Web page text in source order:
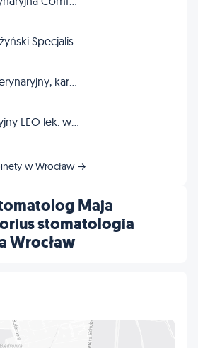
Maja
stomatologia
Wrocław
Dr.n.wet. Janusz Bieżyński Specjalista chirurg - złamania dysplazja
Aristo. Gabinet weterynaryjny, karmy dla zwierząt, strzyżenie
Gabinet Weterynaryjny LEO lek. wet. Tomasz Frankowski
w Wrocław →